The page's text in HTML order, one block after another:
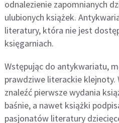
odnalezienie zapomnianych
ulubionych książek.
literatury, która nie jest
księgarniach.
Wstępując do antykwariatu,
prawdziwe literackie klejnoty.
znaleźć pierwsze wydania
baśnie, a nawet książki
pasjonatów literatury